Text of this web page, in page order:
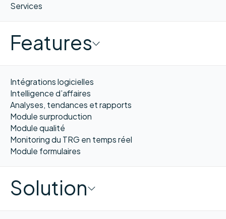
Services
Features
Intégrations logicielles
Intelligence d’affaires
Analyses, tendances et rapports
Module surproduction
Module qualité
Monitoring du TRG en temps réel
Module formulaires
Solution